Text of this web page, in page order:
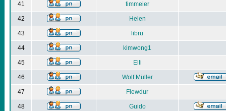
41 timmeier
42 Helen
43 libru
44 kimwong1
45 Elli
46 Wolf Müller
47 Flewdur
48 Guido